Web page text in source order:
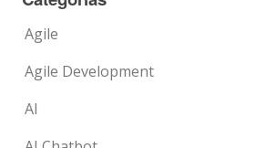
Agile
Agile Development
AI